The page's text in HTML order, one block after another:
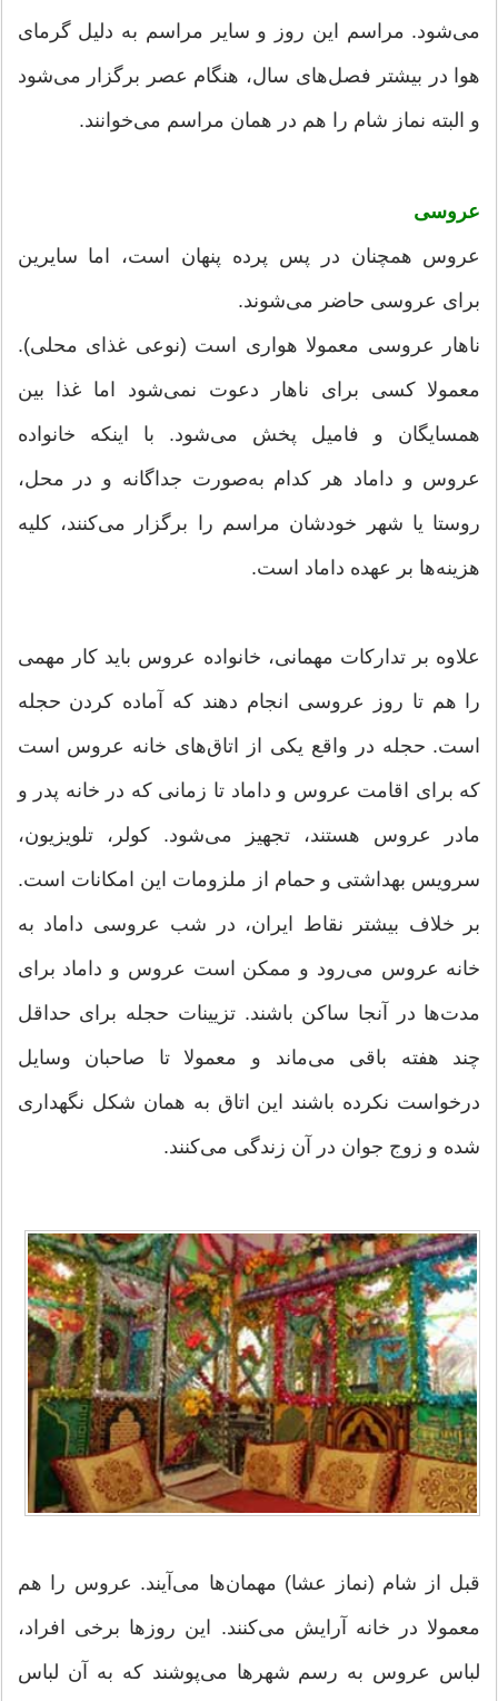
می‌شود. مراسم این روز و سایر مراسم به دلیل گرمای
هوا در بیشتر فصل‌های سال، هنگام عصر برگزار می‌شود
و البته نماز شام را هم در همان مراسم می‌خوانند.
عروسی
عروس همچنان در پس پرده پنهان است، اما سایرین
برای عروسی حاضر می‌‌شوند.
ناهار عروسی معمولا هواری است (نوعی غذای محلی).
معمولا کسی برای ناهار دعوت نمی‌شود اما غذا بین
همسایگان و فامیل پخش می‌شود. با اینکه خانواده
عروس و داماد هر کدام به‌صورت جداگانه و در محل،
روستا یا شهر خودشان مراسم را برگزار می‌کنند، کلیه
هزینه‌ها بر عهده داماد است.
علاوه بر تدارکات مهمانی، خانواده عروس باید کار مهمی
را هم تا روز عروسی انجام دهند که آماده کردن حجله
است. حجله در واقع یکی از اتاق‌های خانه عروس است
که برای اقامت عروس و داماد تا زمانی كه در خانه پدر و
مادر عروس هستند، تجهیز می‌شود. کولر، تلویزیون،
سرویس بهداشتی و حمام از ملزومات این امکانات است.
بر خلاف بیشتر نقاط ایران، در شب عروسی داماد به
خانه عروس می‌رود و ممكن است عروس و داماد برای
مدت‌ها در آنجا ساكن باشند. تزیینات حجله برای حداقل
چند هفته باقی می‌ماند و معمولا تا صاحبان وسایل
درخواست نكرده باشند این اتاق به همان شكل نگهداری
شده و زوج جوان در آن زندگی می‌كنند.
قبل از شام (نماز عشا) مهمان‌ها می‌آیند. عروس را هم
معمولا در خانه آرایش می‌کنند. این روزها برخی افراد،
لباس عروس به رسم شهرها می‌پوشند که به آن لباس